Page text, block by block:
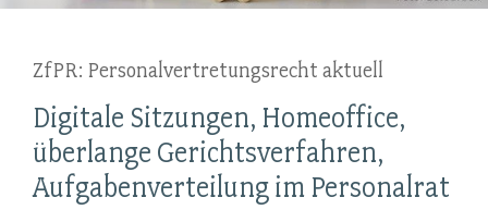
ZfPR: Personalvertretungsrecht aktuell
Digitale Sitzungen, Homeoffice,
überlange Gerichtsverfahren,
Aufgabenverteilung im Personalrat